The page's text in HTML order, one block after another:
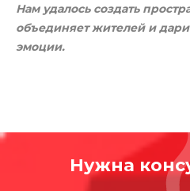
Нам удалось создать
объединяет жителей и
эмоции.
Нужна